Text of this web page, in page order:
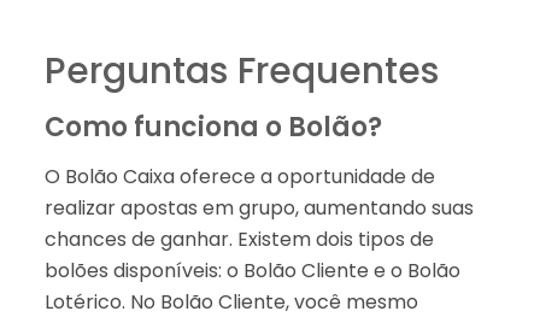
Perguntas Frequentes
Como funciona o Bolão?
O Bolão Caixa oferece a oportunidade de
realizar apostas em grupo, aumentando suas
chances de ganhar. Existem dois tipos de
bolões disponíveis: o Bolão Cliente e o Bolão
Lotérico. No Bolão Cliente, você mesmo